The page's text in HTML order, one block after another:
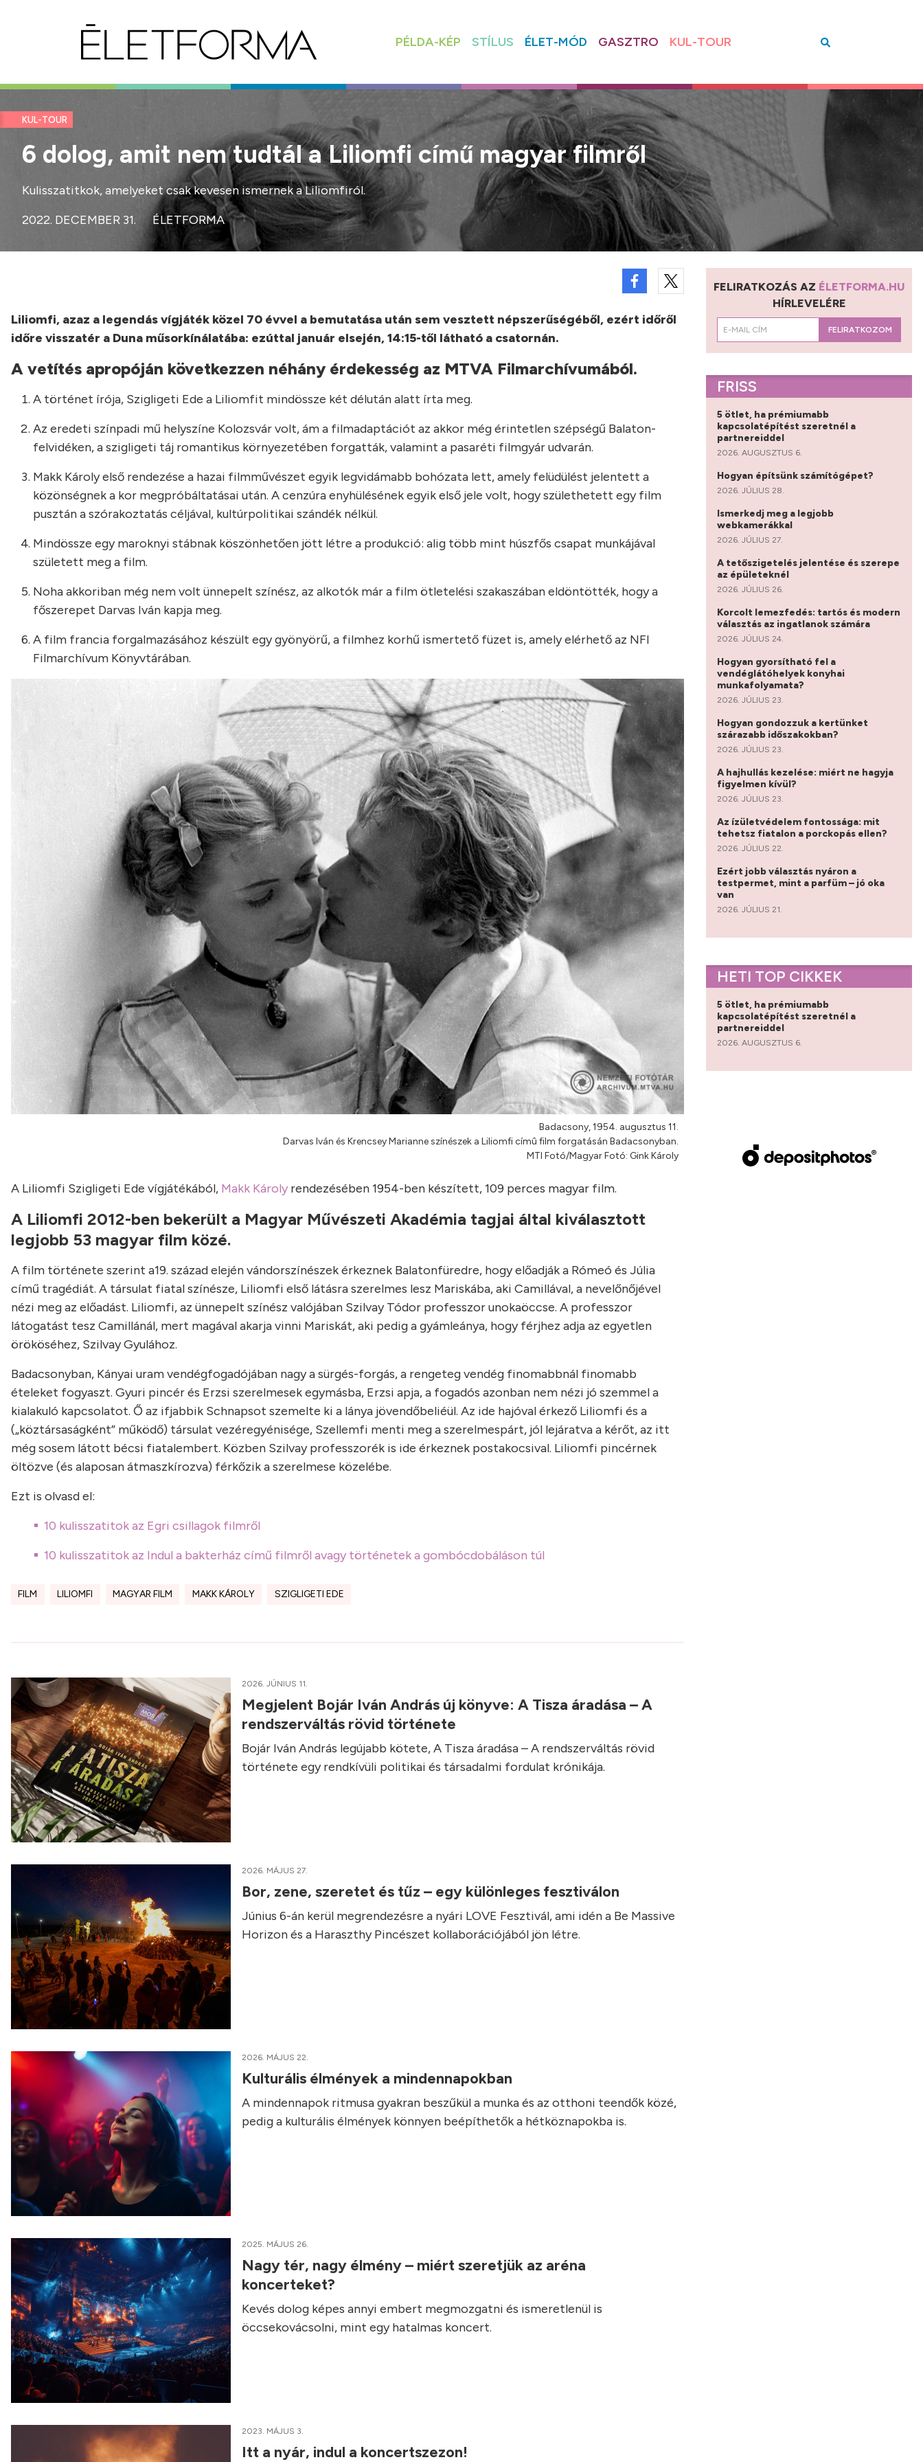
PÉLDA-KÉP STÍLUS ÉLET-MÓD GASZTRO KUL-TOUR
KUL-TOUR
6 dolog, amit nem tudtál a Liliomfi című magyar filmről
Kulisszatitkok, amelyeket csak kevesen ismernek a Liliomfiról.
2022. DECEMBER 31.
ÉLETFORMA
Liliomfi, azaz a legendás vígjáték közel 70 évvel a bemutatása után sem vesztett népszerűségéből, ezért időről
időre visszatér a Duna műsorkínálatába: ezúttal január elsején, 14:15-től látható a csatornán.
A vetítés apropóján következzen néhány érdekesség az MTVA Filmarchívumából.
A történet írója, Szigligeti Ede a Liliomfit mindössze két délután alatt írta meg.
Az eredeti színpadi mű helyszíne Kolozsvár volt, ám a filmadaptációt az akkor még érintetlen szépségű Balaton-
felvidéken, a szigligeti táj romantikus környezetében forgatták, valamint a pasaréti filmgyár udvarán.
Makk Károly első rendezése a hazai filmművészet egyik legvidámabb bohózata lett, amely felüdülést jelentett a
közönségnek a kor megpróbáltatásai után. A cenzúra enyhülésének egyik első jele volt, hogy születhetett egy film
pusztán a szórakoztatás céljával, kultúrpolitikai szándék nélkül.
Mindössze egy maroknyi stábnak köszönhetően jött létre a produkció: alig több mint húszfős csapat munkájával
született meg a film.
Noha akkoriban még nem volt ünnepelt színész, az alkotók már a film ötletelési szakaszában eldöntötték, hogy a
főszerepet Darvas Iván kapja meg.
A film francia forgalmazásához készült egy gyönyörű, a filmhez korhű ismertető füzet is, amely elérhető az NFI
Filmarchívum Könyvtárában.
Badacsony, 1954. augusztus 11.
Darvas Iván és Krencsey Marianne színészek a Liliomfi címû film forgatásán Badacsonyban.
MTI Fotó/Magyar Fotó: Gink Károly
A Liliomfi Szigligeti Ede vígjátékából, Makk Károly rendezésében 1954-ben készített, 109 perces magyar film.
A Liliomfi 2012-ben bekerült a Magyar Művészeti Akadémia tagjai által kiválasztott
legjobb 53 magyar film közé.
A film története szerint a19. század elején vándorszínészek érkeznek Balatonfüredre, hogy előadják a Rómeó és Júlia
című tragédiát. A társulat fiatal színésze, Liliomfi első látásra szerelmes lesz Mariskába, aki Camillával, a nevelőnőjével
nézi meg az előadást. Liliomfi, az ünnepelt színész valójában Szilvay Tódor professzor unokaöccse. A professzor
látogatást tesz Camillánál, mert magával akarja vinni Mariskát, aki pedig a gyámleánya, hogy férjhez adja az egyetlen
örököséhez, Szilvay Gyulához.
Badacsonyban, Kányai uram vendégfogadójában nagy a sürgés-forgás, a rengeteg vendég finomabbnál finomabb
ételeket fogyaszt. Gyuri pincér és Erzsi szerelmesek egymásba, Erzsi apja, a fogadós azonban nem nézi jó szemmel a
kialakuló kapcsolatot. Ő az ifjabbik Schnapsot szemelte ki a lánya jövendőbeliéül. Az ide hajóval érkező Liliomfi és a
(„köztársaságként” működő) társulat vezéregyénisége, Szellemfi menti meg a szerelmespárt, jól lejáratva a kérőt, az itt
még sosem látott bécsi fiatalembert. Közben Szilvay professzorék is ide érkeznek postakocsival. Liliomfi pincérnek
öltözve (és alaposan átmaszkírozva) férkőzik a szerelmese közelébe.
Ezt is olvasd el:
10 kulisszatitok az Egri csillagok filmről
10 kulisszatitok az Indul a bakterház című filmről avagy történetek a gombócdobáláson túl
FILM LILIOMFI MAGYAR FILM MAKK KÁROLY SZIGLIGETI EDE
2026. JÚNIUS 11.
Megjelent Bojár Iván András új könyve: A Tisza áradása – A
rendszerváltás rövid története
Bojár Iván András legújabb kötete, A Tisza áradása – A rendszerváltás rövid
története egy rendkívüli politikai és társadalmi fordulat krónikája.
2026. MÁJUS 27.
Bor, zene, szeretet és tűz – egy különleges fesztiválon
Június 6-án kerül megrendezésre a nyári LOVE Fesztivál, ami idén a Be Massive
Horizon és a Haraszthy Pincészet kollaborációjából jön létre.
2026. MÁJUS 22.
Kulturális élmények a mindennapokban
A mindennapok ritmusa gyakran beszűkül a munka és az otthoni teendők közé,
pedig a kulturális élmények könnyen beépíthetők a hétköznapokba is.
2025. MÁJUS 26.
Nagy tér, nagy élmény – miért szeretjük az aréna
koncerteket?
Kevés dolog képes annyi embert megmozgatni és ismeretlenül is
öccsekovácsolni, mint egy hatalmas koncert.
2023. MÁJUS 3.
Itt a nyár, indul a koncertszezon!
FELIRATKOZÁS AZ ÉLETFORMA.HU
HÍRLEVELÉRE
FELIRATKOZOM
FRISS
5 ötlet, ha prémiumabb
kapcsolatépítést szeretnél a
partnereiddel
2026. AUGUSZTUS 6.
Hogyan építsünk számítógépet?
2026. JÚLIUS 28.
Ismerkedj meg a legjobb
webkamerákkal
2026. JÚLIUS 27.
A tetőszigetelés jelentése és szerepe
az épületeknél
2026. JÚLIUS 26.
Korcolt lemezfedés: tartós és modern
választás az ingatlanok számára
2026. JÚLIUS 24.
Hogyan gyorsítható fel a
vendéglátóhelyek konyhai
munkafolyamata?
2026. JÚLIUS 23.
Hogyan gondozzuk a kertünket
szárazabb időszakokban?
2026. JÚLIUS 23.
A hajhullás kezelése: miért ne hagyja
figyelmen kívül?
2026. JÚLIUS 23.
Az ízületvédelem fontossága: mit
tehetsz fiatalon a porckopás ellen?
2026. JÚLIUS 22.
Ezért jobb választás nyáron a
testpermet, mint a parfüm – jó oka
van
2026. JÚLIUS 21.
HETI TOP CIKKEK
5 ötlet, ha prémiumabb
kapcsolatépítést szeretnél a
partnereiddel
2026. AUGUSZTUS 6.